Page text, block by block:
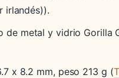
irlandés)).
de metal y vidrio Gorilla
x 8.2 mm, peso 213 g (